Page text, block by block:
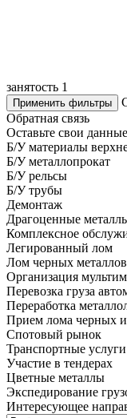
занятость 1
Применить фильтры
Обратная связь
Оставьте свои
Б/У материалы
Б/У металлопрокат
Б/У рельсы
Б/У трубы
Демонтаж
Драгоценные
Комплексное
Легированный лом
Лом черных металлов
Организация
Перевозка груза
Переработка
Прием лома черных
Спотовый рынок
Транспортные услуги
Участие в тендерах
Цветные металлы
Экспедирование
Интересующее